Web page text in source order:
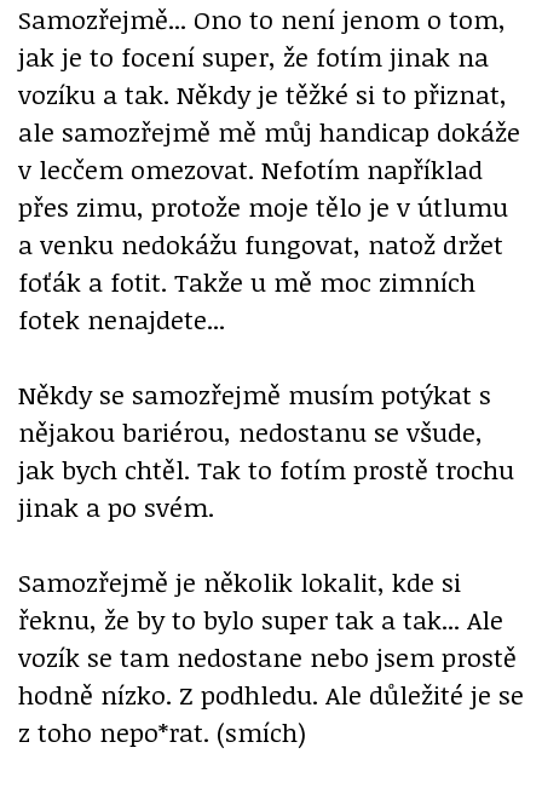
Samozřejmě... Ono to není jenom o tom,
jak je to focení super, že fotím jinak na
vozíku a tak. Někdy je těžké si to přiznat,
ale samozřejmě mě můj handicap dokáže
v lecčem omezovat. Nefotím například
přes zimu, protože moje tělo je v útlumu
a venku nedokážu fungovat, natož držet
foťák a fotit. Takže u mě moc zimních
fotek nenajdete...
Někdy se samozřejmě musím potýkat s
nějakou bariérou, nedostanu se všude,
jak bych chtěl. Tak to fotím prostě trochu
jinak a po svém.
Samozřejmě je několik lokalit, kde si
řeknu, že by to bylo super tak a tak... Ale
vozík se tam nedostane nebo jsem prostě
hodně nízko. Z podhledu. Ale důležité je se
z toho nepo*rat. (smích)